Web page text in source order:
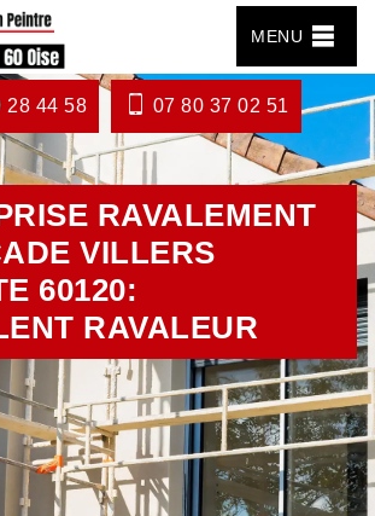
MENU
28 44 58 07 80 37 02 51
RAVALEMENT
VILLERS
60120:
RAVALEUR